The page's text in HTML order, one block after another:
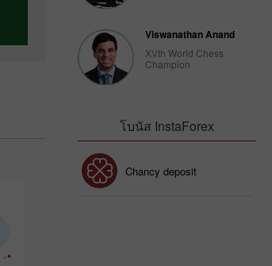
Viswanathan Anand
XVth World Chess
Champion
โบนัส InstaForex
Chancy deposit